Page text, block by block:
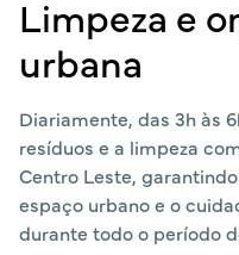
Limpeza e
urbana
Diariamente, das 3h às
resíduos e a limpeza
Centro Leste,
espaço urbano e o
durante todo o período